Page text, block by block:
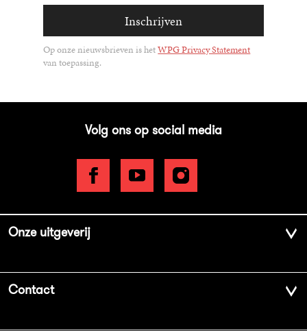
Inschrijven
Op onze nieuwsbrieven is hetWPG Privacy Statement
van toepassing.
Volg ons op social media
Onze uitgeverij
Contact